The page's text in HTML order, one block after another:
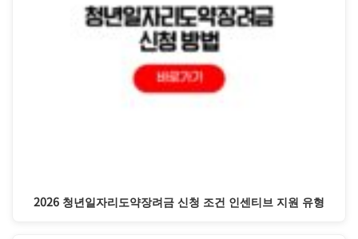
2026 청년일자리도약장려금 신청 조건 인센티브 지원 유형